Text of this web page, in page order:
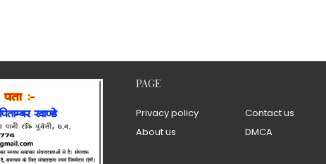
PAGE
Privacy policy
Contact us
About us
DMCA